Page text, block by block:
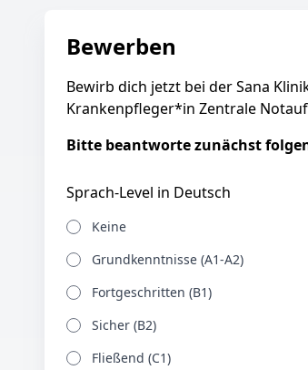
Bewerben
Bewirb dich jetzt bei der Sana
Krankenpfleger*in Zentrale
Bitte beantworte zunächst
Sprach-Level in Deutsch
Keine
Grundkenntnisse (A1-A2)
Fortgeschritten (B1)
Sicher (B2)
Fließend (C1)